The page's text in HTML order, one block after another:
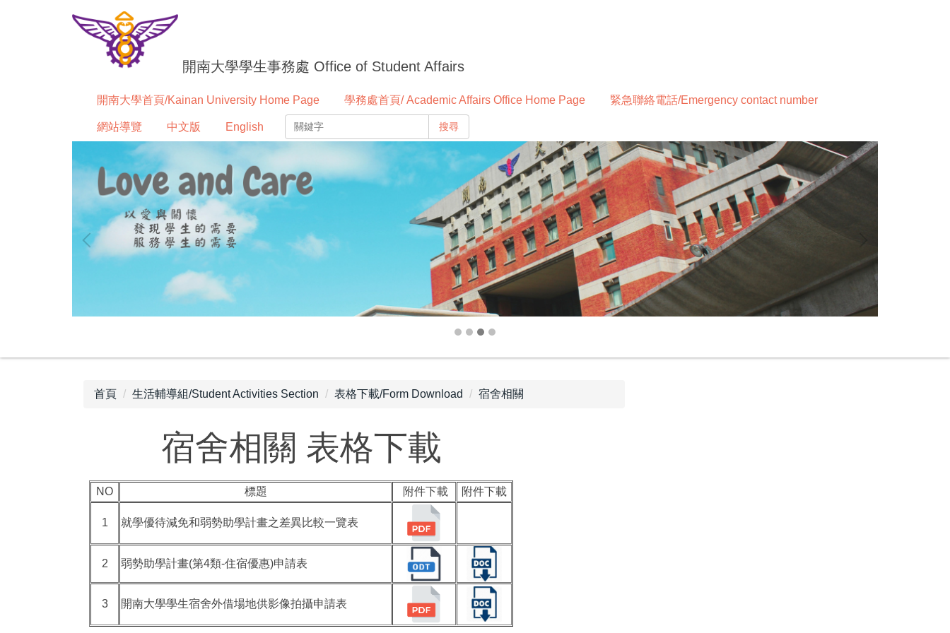
開南大學學生事務處 Office of Student Affairs
開南大學首頁/Kainan University Home Page 學務處首頁/ Academic Affairs Office Home Page 緊急聯絡電話/Emergency contact number
網站導覽 中文版 English 搜尋
首頁 生活輔導組/Student Activities Section 表格下載/Form Download 宿舍相關
宿舍相關 表格下載
NO 標題 附件下載 附件下載
1 就學優待減免和弱勢助學計畫之差異比較一覽表
2 弱勢助學計畫(第4類-住宿優惠)申請表
3 開南大學學生宿舍外借場地供影像拍攝申請表